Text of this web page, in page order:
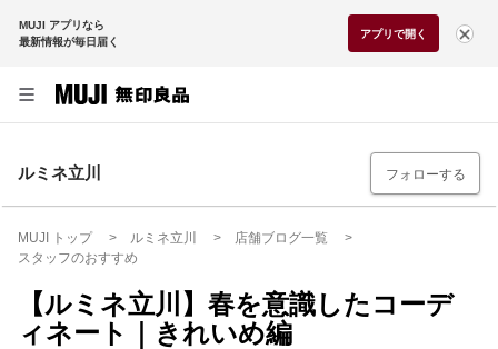
MUJI アプリなら
最新情報が毎日届く
アプリで開く
ルミネ立川 フォローする
MUJI トップ ルミネ立川
店舗ブログ一覧
スタッフのおすすめ
【ルミネ立川】春を意識したコーデ
ィネート｜きれいめ編